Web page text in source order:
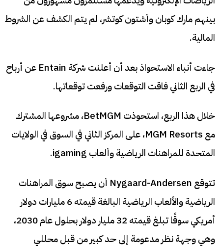
بينهم مارك كوبان وأشتون كوتشر، لم يتم الكشف عن الشروط
المالية.
جاءت أنباء الاستحواذ بعد أن أعلنت شركة Entain عن أرباح
في الربع الثاني فاقت التوقعات ورفعت توقعاتها.
خلال هذا الربع، استحوذت BetMGM، مشروعها المشترك
مع MGM Resorts، على المركز الثاني في السوق في الولايات
المتحدة للمراهنات الرياضية وألعاب igaming.
تتوقع Nygaard-Andersen أن يصبح سوق المراهنات
الرياضية والألعاب الرياضية البالغة قيمته 6 مليارات دولار
أمريكي سوقًا تبلغ قيمته 32 مليار دولار بحلول عام 2030،
وهي وجهة نظر مدعومة إلى حد كبير من قبل محللي